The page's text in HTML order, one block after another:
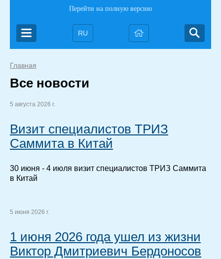
Перейти на полную версию
RU
Главная
Все новости
5 августа 2026 г.
Визит специалистов ТРИЗ
Саммита в Китай
30 июня - 4 июля визит специалистов ТРИЗ Саммита
в Китай
5 июня 2026 г.
1 июня 2026 года ушел из жизни
Виктор Дмитриевич Бердоносов